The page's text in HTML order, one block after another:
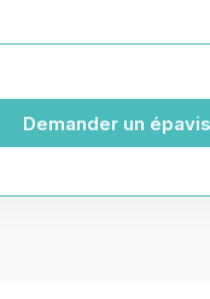
Demander un